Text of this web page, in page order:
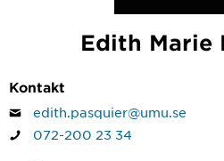
Edith Marie
Kontakt
edith.pasquier@umu.se
072-200 23 34